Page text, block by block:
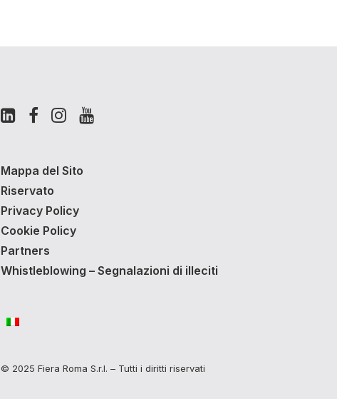
Mappa del Sito
Riservato
Privacy Policy
Cookie Policy
Partners
Whistleblowing – Segnalazioni di illeciti
© 2025 Fiera Roma S.r.l. – Tutti i diritti riservati